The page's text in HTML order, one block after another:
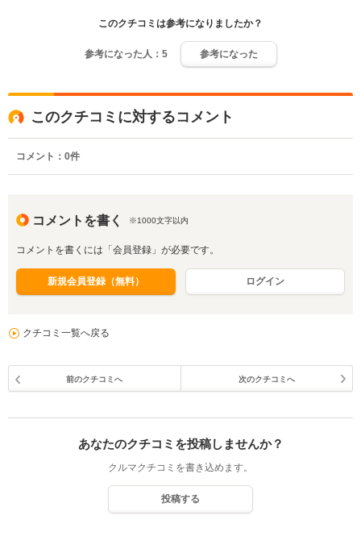
このクチコミは参考になりましたか？
参考になった人： 5 参考になった
このクチコミに対するコメント
コメント： 0件
コメントを書く ※1000文字以内
コメントを書くには「会員登録」が必要です。
新規会員登録（無料） ログイン
クチコミ一覧へ戻る
前のクチコミへ 次のクチコミへ
あなたのクチコミを投稿しませんか？
クルマクチコミを書き込めます。
投稿する